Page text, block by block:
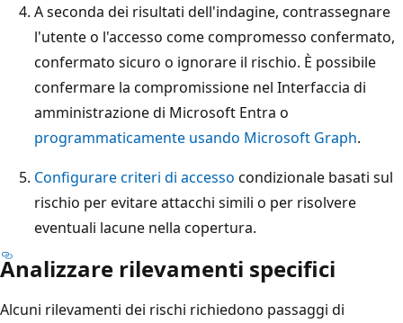
A seconda dei risultati dell'indagine, contrassegnare
l'utente o l'accesso come compromesso confermato,
confermato sicuro o ignorare il rischio. È possibile
confermare la compromissione nel Interfaccia di
amministrazione di Microsoft Entra o
programmaticamente usando Microsoft Graph.
Configurare criteri di accesso condizionale basati sul
rischio per evitare attacchi simili o per risolvere
eventuali lacune nella copertura.
Analizzare rilevamenti specifici
Alcuni rilevamenti dei rischi richiedono passaggi di